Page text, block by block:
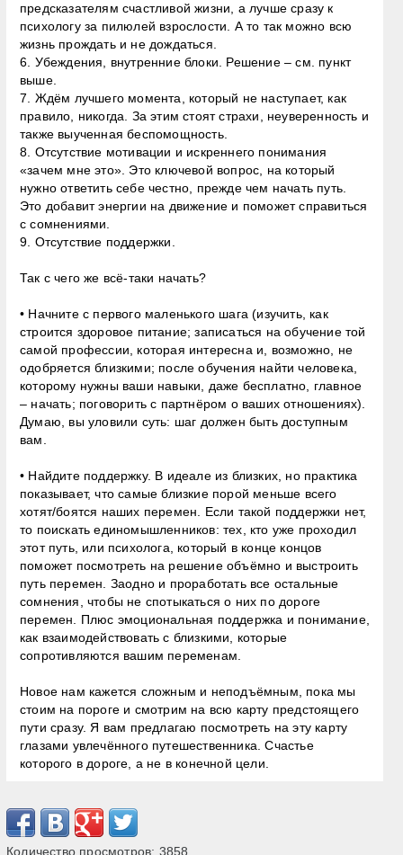
предсказателям счастливой жизни, а лучше сразу к
психологу за пилюлей взрослости. А то так можно всю
жизнь прождать и не дождаться.
6. Убеждения, внутренние блоки. Решение – см. пункт
выше.
7. Ждём лучшего момента, который не наступает, как
правило, никогда. За этим стоят страхи, неуверенность и
также выученная беспомощность.
8. Отсутствие мотивации и искреннего понимания
«зачем мне это». Это ключевой вопрос, на который
нужно ответить себе честно, прежде чем начать путь.
Это добавит энергии на движение и поможет справиться
с сомнениями.
9. Отсутствие поддержки.
Так с чего же всё-таки начать?
• Начните с первого маленького шага (изучить, как
строится здоровое питание; записаться на обучение той
самой профессии, которая интересна и, возможно, не
одобряется близкими; после обучения найти человека,
которому нужны ваши навыки, даже бесплатно, главное
– начать; поговорить с партнёром о ваших отношениях).
Думаю, вы уловили суть: шаг должен быть доступным
вам.
• Найдите поддержку. В идеале из близких, но практика
показывает, что самые близкие порой меньше всего
хотят/боятся наших перемен. Если такой поддержки нет,
то поискать единомышленников: тех, кто уже проходил
этот путь, или психолога, который в конце концов
поможет посмотреть на решение объёмно и выстроить
путь перемен. Заодно и проработать все остальные
сомнения, чтобы не спотыкаться о них по дороге
перемен. Плюс эмоциональная поддержка и понимание,
как взаимодействовать с близкими, которые
сопротивляются вашим переменам.
Новое нам кажется сложным и неподъёмным, пока мы
стоим на пороге и смотрим на всю карту предстоящего
пути сразу. Я вам предлагаю посмотреть на эту карту
глазами увлечённого путешественника. Счастье
которого в дороге, а не в конечной цели.
Количество просмотров: 3858